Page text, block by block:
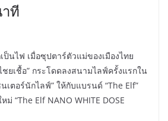
ที
ป็นไฟ เมื่อซุปตาร์ตัวแม่ของเมืองไทย
ชยเชื้อ” กระโดดลงสนามไลฟ์ครั้งแรกใน
เตอร์นักไลฟ์” ให้กับแบรนด์ “The Elf”
“The Elf NANO WHITE DOSE